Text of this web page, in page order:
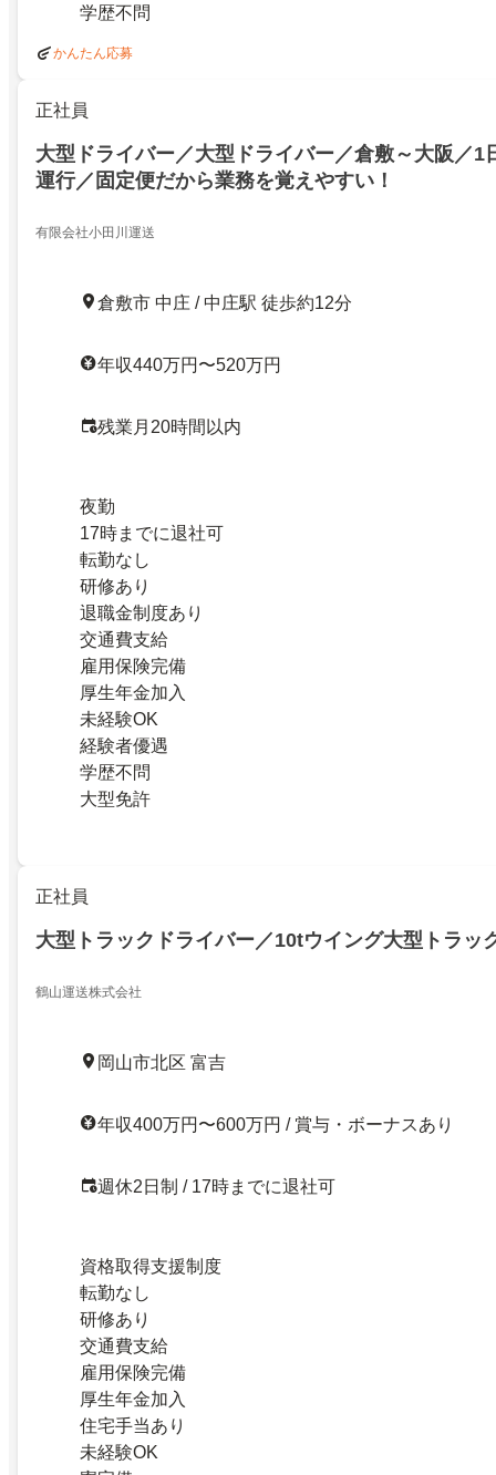
学歴不問
かんたん応募
正社員
大型ドライバー／大型ドライバー／倉敷～大阪／1
運行／固定便だから業務を覚えやすい！
有限会社小田川運送
倉敷市 中庄 / 中庄駅 徒歩約12分
年収440万円〜520万円
残業月20時間以内
夜勤
17時までに退社可
転勤なし
研修あり
退職金制度あり
交通費支給
雇用保険完備
厚生年金加入
未経験OK
経験者優遇
学歴不問
大型免許
正社員
大型トラックドライバー／10tウイング大型トラッ
鶴山運送株式会社
岡山市北区 富吉
年収400万円〜600万円 / 賞与・ボーナスあり
週休2日制 / 17時までに退社可
資格取得支援制度
転勤なし
研修あり
交通費支給
雇用保険完備
厚生年金加入
住宅手当あり
未経験OK